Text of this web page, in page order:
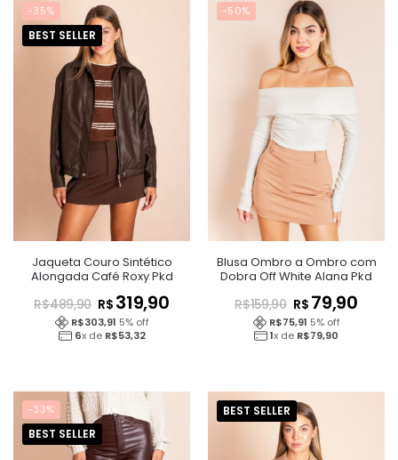
-35%
BEST SELLER
Jaqueta Couro Sintético
Alongada Café Roxy Pkd
R$489,90 R$ 319,90
R$303,91 5% off
6x de R$53,32
-50%
Blusa Ombro a Ombro com
Dobra Off White Alana Pkd
R$159,90 R$ 79,90
R$75,91 5% off
1x de R$79,90
-33%
BEST SELLER
BEST SELLER